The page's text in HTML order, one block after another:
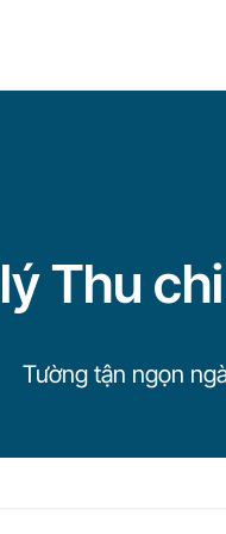
Thu
Tường tận ngọn